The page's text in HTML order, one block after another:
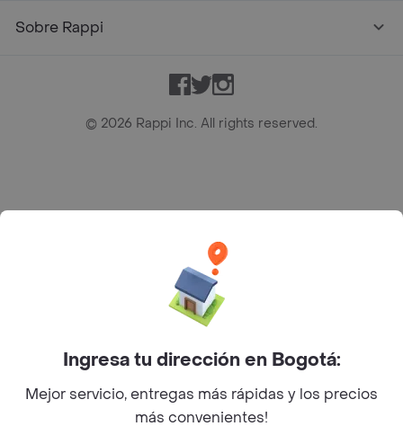
Sobre Rappi
Facebook
TwitterInstagram
© 2026 Rappi Inc. All rights reserved.
Bogotá D.C. --- notificacionesrappi@rappi.com
Ingresa tu dirección en Bogotá:
Mejor servicio, entregas más rápidas y los precios
más convenientes!